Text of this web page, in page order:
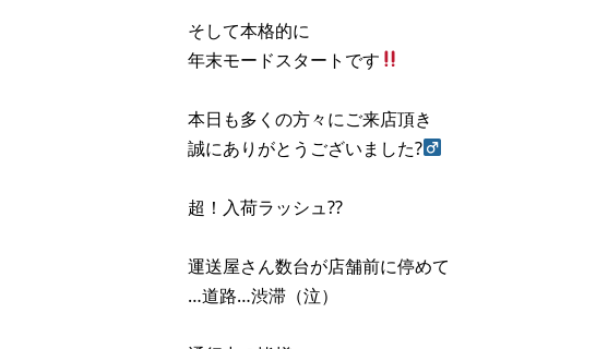
そして本格的に
年末モードスタートです
本日も多くの方々にご来店頂き
誠にありがとうございました?‍
超！入荷ラッシュ??
運送屋さん数台が店舗前に停めて
…道路…渋滞（泣）